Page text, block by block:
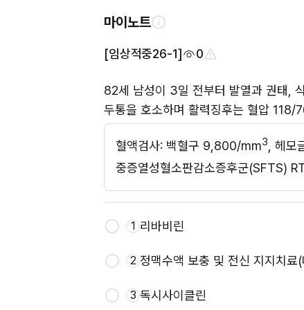
마이노트
[임상적중26-1] 0
82세 남성이 3일 전부터 발열과 권태,
두통을 호소하며 활력징후는 혈압
혈액검사: 백혈구 9,800/mm3 , 헤
중증열성혈소판감소증후군(SFTS)
1 리바비린
2 정맥수액 보충 및 전신 지지치료
3 독시사이클린